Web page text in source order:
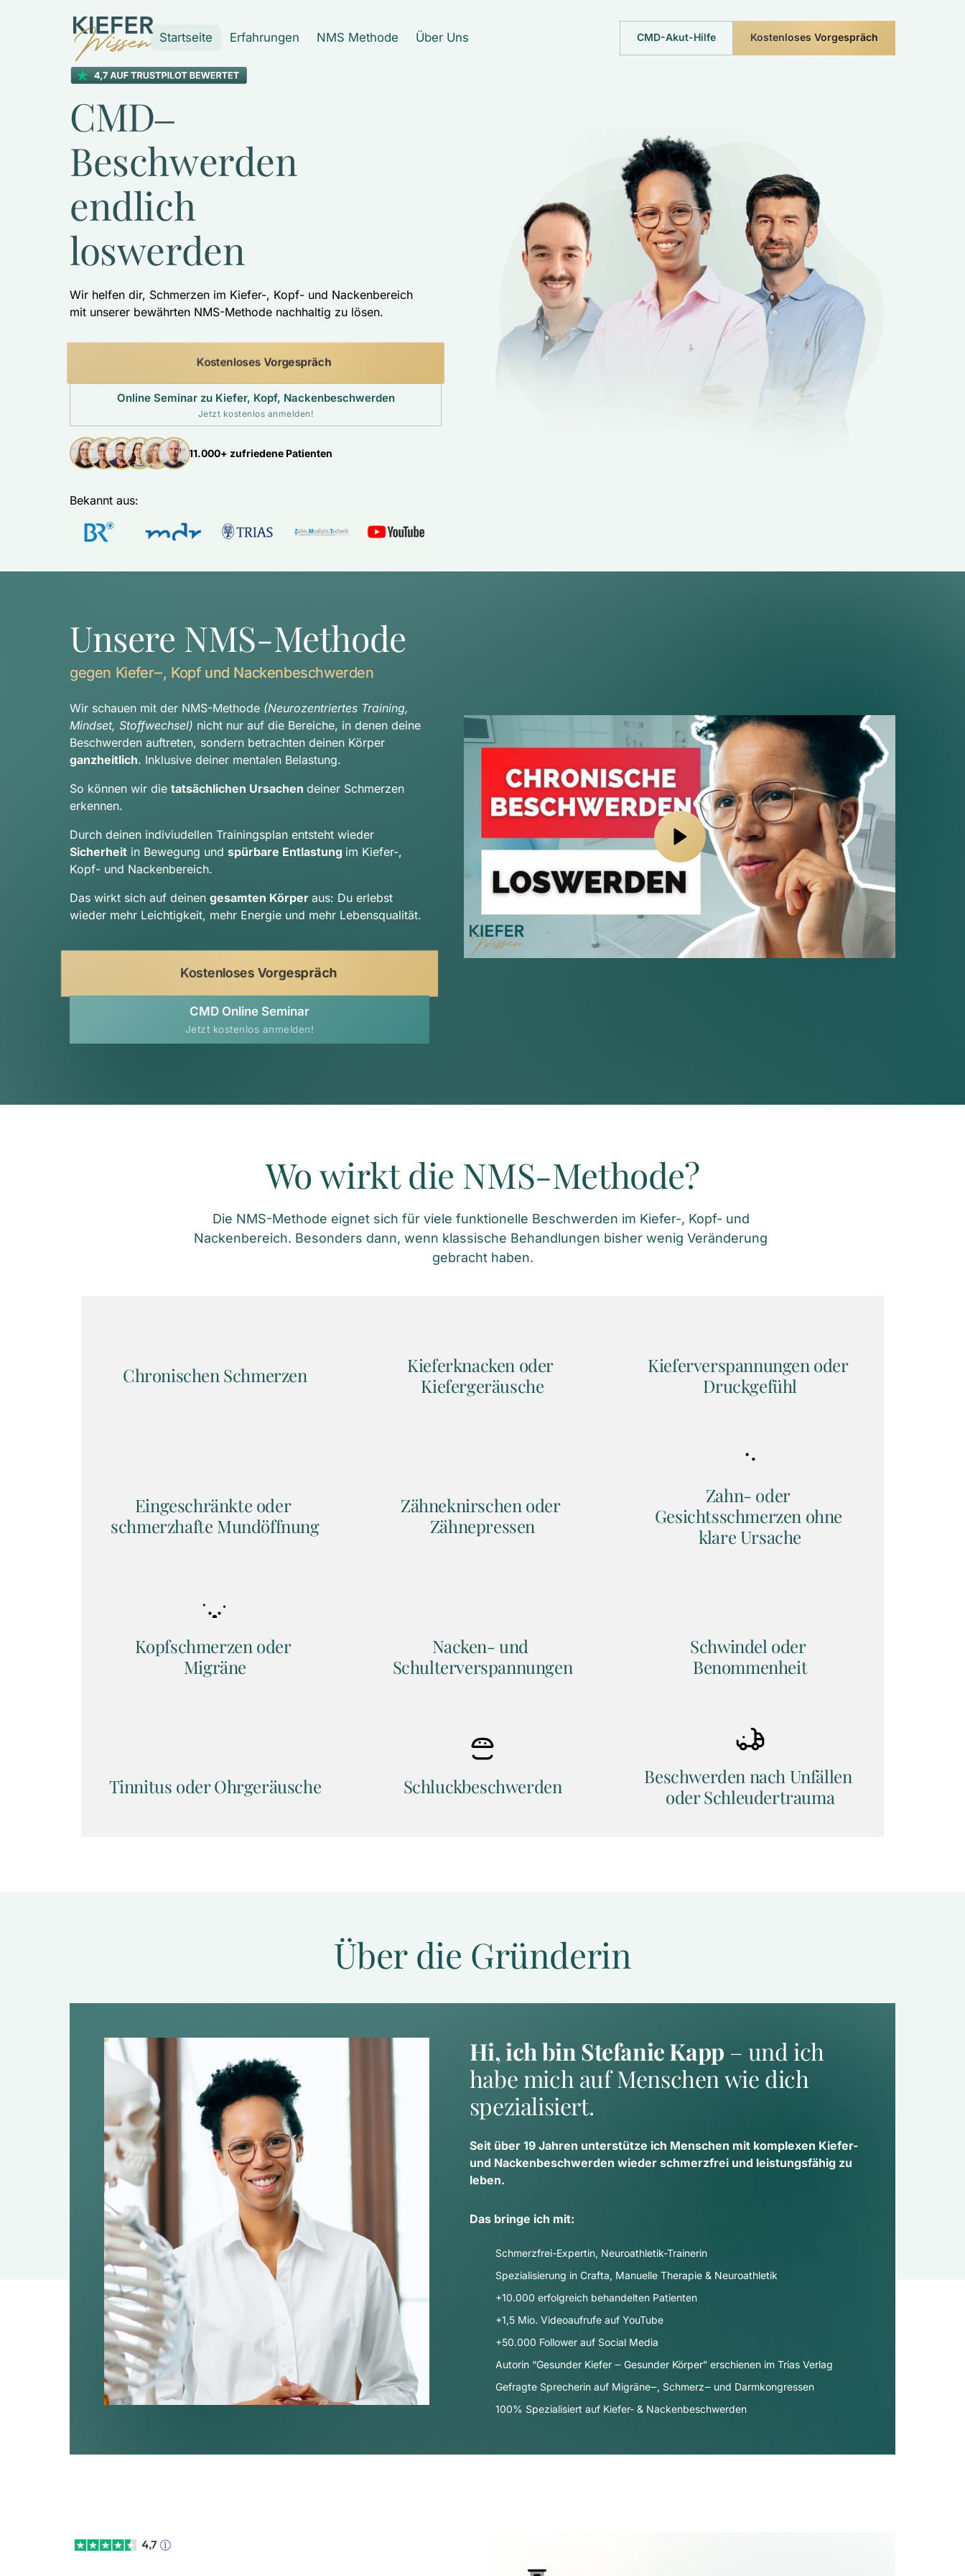
Startseite Erfahrungen NMS Methode Über Uns CMD-Akut-Hilfe Kostenloses Vorgespräch
CMD‒
loswerden
Wir helfen dir, Schmerzen im Kiefer-, Kopf- und Nackenbereich
mit unserer bewährten NMS-Methode nachhaltig zu lösen.
Kostenloses Vorgespräch
Online Seminar zu Kiefer, Kopf, Nackenbeschwerden
Jetzt kostenlos anmelden!
11.000+ zufriedene Patienten
Bekannt aus:
Unsere NMS-Methode
gegen Kiefer‒, Kopf und Nackenbeschwerden
Wir schauen mit der NMS-Methode (Neurozentriertes Training,
Mindset, Stoffwechsel) nicht nur auf die Bereiche, in denen deine
ganzheitlich. Inklusive deiner mentalen Belastung.
So können wir die tatsächlichen Ursachen deiner Schmerzen
erkennen.
Sicherheit in Bewegung und spürbare Entlastung im Kiefer-,
Kopf- und Nackenbereich.
Das wirkt sich auf deinen gesamten Körper aus: Du erlebst
wieder mehr Leichtigkeit, mehr Energie und mehr Lebensqualität.
Kostenloses Vorgespräch
CMD Online Seminar
Jetzt kostenlos anmelden!
Wo wirkt die NMS-Methode?
Die NMS-Methode eignet sich für viele funktionelle Beschwerden im Kiefer-, Kopf- und
Nackenbereich. Besonders dann, wenn klassische Behandlungen bisher wenig Veränderung
gebracht haben.
Chronischen Schmerzen
Kieferknacken oder
Kiefergeräusche
Kieferverspannungen oder
Druckgefühl
Eingeschränkte oder
schmerzhafte Mundöffnung
Zähneknirschen oder
Zähnepressen
Zahn- oder
Gesichtsschmerzen ohne
klare Ursache
Kopfschmerzen oder
Migräne
Nacken- und
Schulterverspannungen
Schwindel oder
Benommenheit
Tinnitus oder Ohrgeräusche Schluckbeschwerden
Beschwerden nach Unfällen
oder Schleudertrauma
Über die Gründerin
Hi, ich bin Stefanie Kapp – und ich
habe mich auf Menschen wie dich
spezialisiert.
Seit über 19 Jahren unterstütze ich Menschen mit komplexen Kiefer-
und Nackenbeschwerden wieder schmerzfrei und leistungsfähig zu
leben.
Das bringe ich mit:
Schmerzfrei-Expertin, Neuroathletik-Trainerin
Spezialisierung in Crafta, Manuelle Therapie & Neuroathletik
+10.000 erfolgreich behandelten Patienten
+1,5 Mio. Videoaufrufe auf YouTube
+50.000 Follower auf Social Media​
Autorin “Gesunder Kiefer ‒ Gesunder Körper” erschienen im Trias Verlag
Gefragte Sprecherin auf Migräne‒, Schmerz‒ und Darmkongressen
100% Spezialisiert auf Kiefer- & Nackenbeschwerden